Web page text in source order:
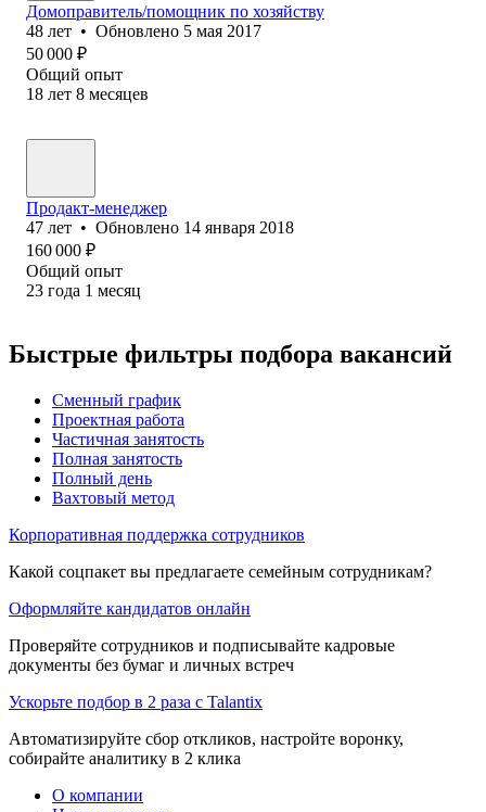
Домоправитель/помощник по хозяйству
48 лет • Обновлено 5 мая 2017
50 000 ₽
Общий опыт
18 лет 8 месяцев
Продакт-менеджер
47 лет • Обновлено 14 января 2018
160 000 ₽
Общий опыт
23 года 1 месяц
Быстрые фильтры подбора вакансий
Сменный график
Проектная работа
Частичная занятость
Полная занятость
Полный день
Вахтовый метод
Корпоративная поддержка сотрудников
Какой соцпакет вы предлагаете семейным сотрудникам?
Оформляйте кандидатов онлайн
Проверяйте сотрудников и подписывайте кадровые
документы без бумаг и личных встреч
Ускорьте подбор в 2 раза с Talantix
Автоматизируйте сбор откликов, настройте воронку,
собирайте аналитику в 2 клика
О компании